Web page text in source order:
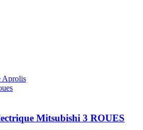
Aprolis
Mitsubishi 3 ROUES